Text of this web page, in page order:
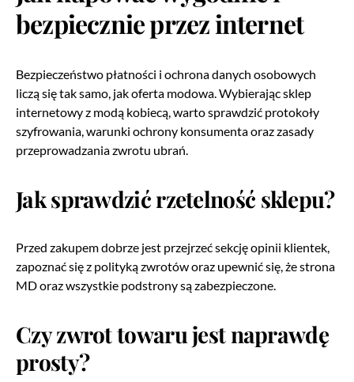
bezpiecznie przez internet
Bezpieczeństwo płatności i ochrona danych osobowych
liczą się tak samo, jak oferta modowa. Wybierając sklep
internetowy z modą kobiecą, warto sprawdzić protokoły
szyfrowania, warunki ochrony konsumenta oraz zasady
przeprowadzania zwrotu ubrań.
Jak sprawdzić rzetelność sklepu?
Przed zakupem dobrze jest przejrzeć sekcję opinii klientek,
zapoznać się z polityką zwrotów oraz upewnić się, że strona
MD oraz wszystkie podstrony są zabezpieczone.
Czy zwrot towaru jest naprawdę
prosty?